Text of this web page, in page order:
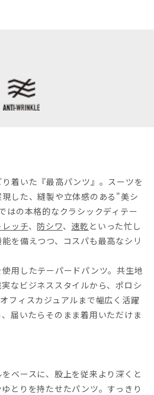
着いた『最高パンツ』。スーツを
した、縫製や立体感のある"美シ
はの本格的なクラシックディテー
レッチ、 防シワ、 速乾 といった忙し
を備えつつ、コスパも最高なシリ
用したテーパードパンツ。共生地
なビジネススタイルから、ポロシ
フィスカジュアルまで幅広く活躍
届いたらそのまま着用いただけま
ベースに、股上を従来より深くと
とりを持たせたパンツ。すっきり